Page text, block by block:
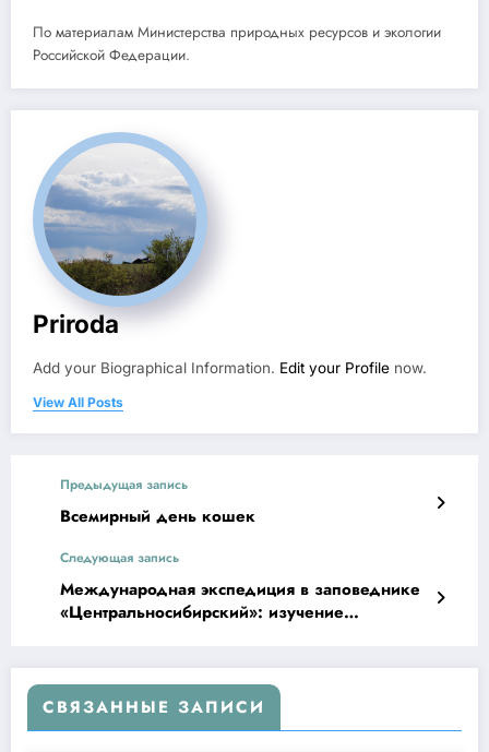
По материалам Министерства природных ресурсов и экологии
Российской Федерации.
Priroda
Add your Biographical Information. Edit your Profile now.
View All Posts
Предыдущая запись
Всемирный день кошек
Следующая запись
Международная экспедиция в заповеднике
«Центральносибирский»: изучение
СВЯЗАННЫЕ ЗАПИСИ